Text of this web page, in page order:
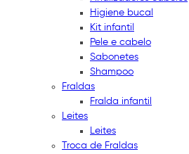
Higiene bucal
Kit infantil
Pele e cabelo
Sabonetes
Shampoo
Fraldas
Fralda infantil
Leites
Leites
Troca de Fraldas